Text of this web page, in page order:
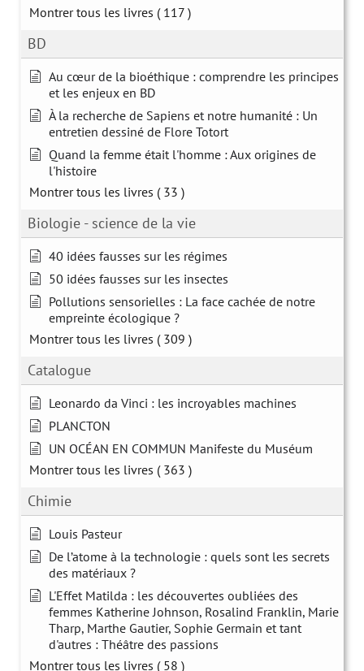
Montrer tous les livres ( 117 )
BD
Au cœur de la bioéthique : comprendre les principes
et les enjeux en BD
À la recherche de Sapiens et notre humanité : Un
entretien dessiné de Flore Totort
Quand la femme était l'homme : Aux origines de
l'histoire
Montrer tous les livres ( 33 )
Biologie - science de la vie
40 idées fausses sur les régimes
50 idées fausses sur les insectes
Pollutions sensorielles : La face cachée de notre
empreinte écologique ?
Montrer tous les livres ( 309 )
Catalogue
Leonardo da Vinci : les incroyables machines
PLANCTON
UN OCÉAN EN COMMUN Manifeste du Muséum
Montrer tous les livres ( 363 )
Chimie
Louis Pasteur
De l’atome à la technologie : quels sont les secrets
des matériaux ?
L'Effet Matilda : les découvertes oubliées des
femmes Katherine Johnson, Rosalind Franklin, Marie
Tharp, Marthe Gautier, Sophie Germain et tant
d'autres : Théâtre des passions
Montrer tous les livres ( 58 )